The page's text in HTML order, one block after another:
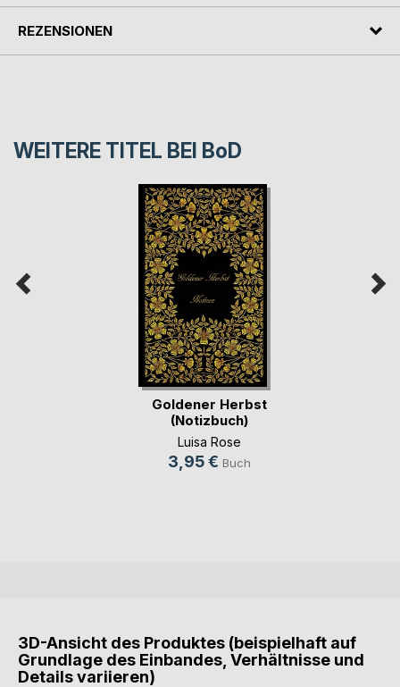
REZENSIONEN
WEITERE TITEL BEI BoD
Goldener Herbst
(Notizbuch)
Luisa Rose
3,95 € Buch
3D-Ansicht des Produktes (beispielhaft auf
Grundlage des Einbandes, Verhältnisse und
Details variieren)